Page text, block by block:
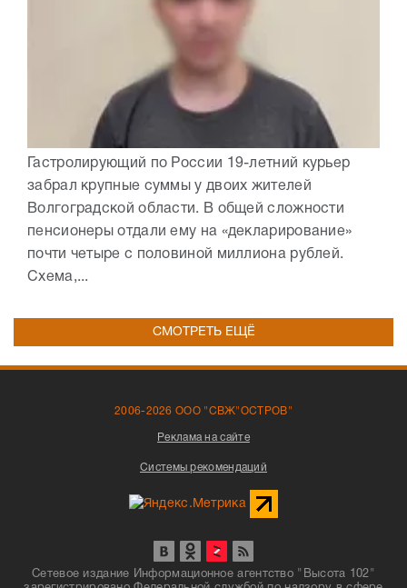
Гастролирующий по России 19-летний курьер
забрал крупные суммы у двоих жителей
Волгоградской области. В общей сложности
пенсионеры отдали ему на «декларирование»
почти четыре с половиной миллиона рублей.
Схема,...
СМОТРЕТЬ ЕЩЁ
2006-2026 ООО "СВЖ"ОСТРОВ"
Реклама на сайте
Системы рекомендаций
Сетевое издание Информационное агентство "Высота 102"